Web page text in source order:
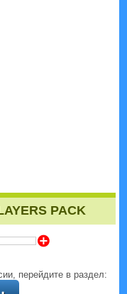
PACK
Z
перейдите в раздел: